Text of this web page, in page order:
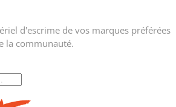
d'escrime de vos marques préférées
la communauté.